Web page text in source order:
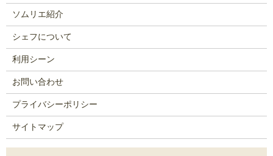
ソムリエ紹介
シェフについて
利用シーン
お問い合わせ
プライバシーポリシー
サイトマップ